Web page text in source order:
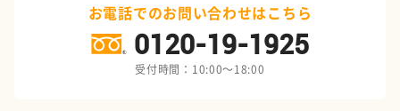
お電話でのお問い合わせはこちら
0120-19-1925
受付時間：10:00～18:00